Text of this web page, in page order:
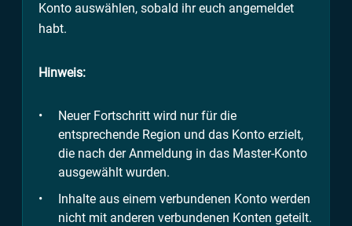
Konto auswählen, sobald ihr euch angemeldet
habt.
Hinweis:
Neuer Fortschritt wird nur für die
entsprechende Region und das Konto erzielt,
die nach der Anmeldung in das Master-Konto
ausgewählt wurden.
Inhalte aus einem verbundenen Konto werden
nicht mit anderen verbundenen Konten geteilt.